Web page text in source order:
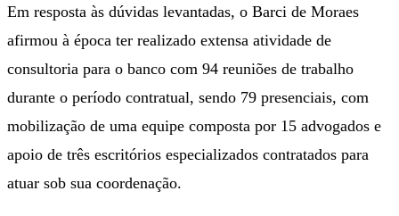
Em resposta às dúvidas levantadas, o Barci de Moraes
afirmou à época ter realizado extensa atividade de
consultoria para o banco com 94 reuniões de trabalho
durante o período contratual, sendo 79 presenciais, com
mobilização de uma equipe composta por 15 advogados e
apoio de três escritórios especializados contratados para
atuar sob sua coordenação.